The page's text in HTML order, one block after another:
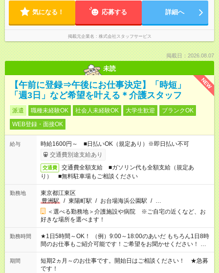
気になる！ 応募する 詳細へ
掲載元企業名 株式会社スタッフサービス
掲載日：2026.08.07
未読
NEW
【午前に登録⇒午後にお仕事決定】「時短」
「週3日」など希望を叶える＊介護スタッフ
派遣 職種未経験OK 社会人未経験OK 大学生歓迎
ブランクOK
WEB登録・面接OK
給与
時給1600円～ ■日払いOK（規定あり）※即日払い不可
交通費別途支給あり
交通費
交通費全額支給 ■ガソリン代も全額支給（規定あ
り） ■無料駐車場もご相談ください
勤務地
東京都江東区
豊洲駅
/ 東陽町駅 / お台場海浜公園駅 / …
＜選べる勤務地＞介護施設や病院 ※ご自宅の近くなど、お
好きな場所を選べます！
勤務時間
★1日5時間～OK！ （例）9:00～18:00のあいだ もちろん1日8時
間のお仕事もご紹介可能です！ご希望をお聞かせください！ ※
週最低15時間以上の勤務が必要です
期間
短期2ヵ月～のお仕事です。開始日はご相談ください！ ★急募
です！